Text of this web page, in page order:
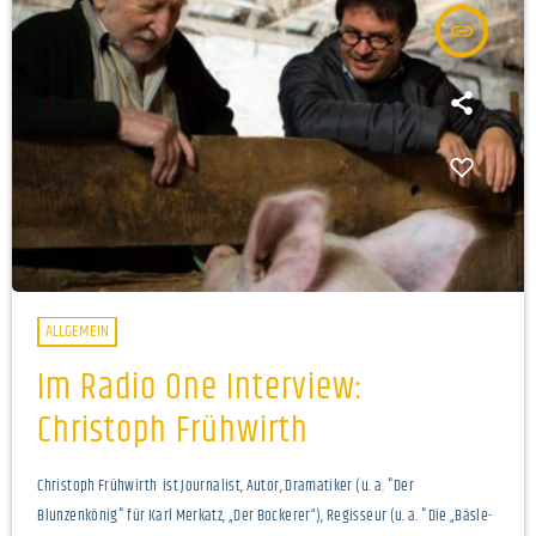
insert_link
ALLGEMEIN
Im Radio One Interview:
Christoph Frühwirth
Christoph Frühwirth ist Journalist, Autor, Dramatiker (u. a. "Der
Blunzenkönig" für Karl Merkatz, „Der Bockerer“), Regisseur (u. a. "Die „Bäsle-